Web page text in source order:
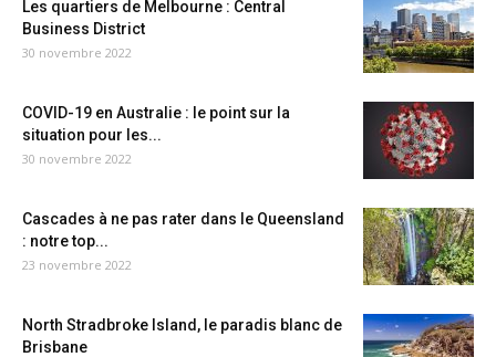
Les quartiers de Melbourne : Central
Business District
30 novembre 2022
COVID-19 en Australie : le point sur la
situation pour les...
30 novembre 2022
Cascades à ne pas rater dans le Queensland
: notre top...
23 novembre 2022
North Stradbroke Island, le paradis blanc de
Brisbane